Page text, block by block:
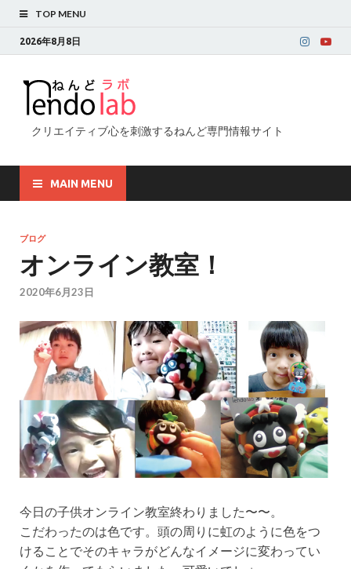
TOP MENU
2026年8月8日
クリエイティブ心を刺激するねんど専門情報サイト
MAIN MENU
ブログ
オンライン教室！
2020年6月23日
今日の子供オンライン教室終わりました〜〜。
こだわったのは色です。頭の周りに虹のように色をつ
けることでそのキャラがどんなイメージに変わってい